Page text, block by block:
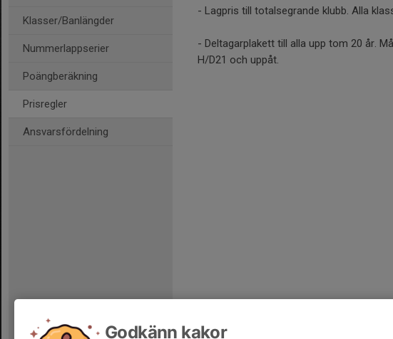
Klasser/Banlängder
Nummerlappserier
Poängberäkning
Prisregler
Ansvarsfördelning
- Lagpris till totalsegrande klubb. Alla
- Deltagarplakett till alla upp tom 20 år.
H/D21 och uppåt.
Godkänn kakor